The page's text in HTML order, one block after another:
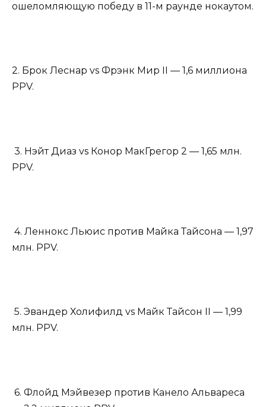
ошеломляющую победу в 11-м раунде нокаутом.
2. Брок Леснар vs Фрэнк Мир II — 1,6 миллиона
PPV.
3. Нэйт Диаз vs Конор МакГрегор 2 — 1,65 млн.
PPV.
4. Леннокс Льюис против Майка Тайсона — 1,97
млн. PPV.
5. Эвандер Холифилд vs Майк Тайсон II — 1,99
млн. PPV.
6. Флойд Мэйвезер против Канело Альвареса